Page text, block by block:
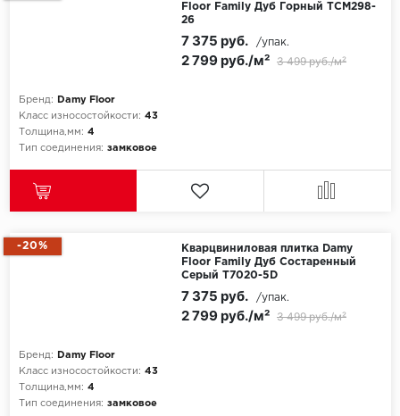
Floor Family Дуб Горный TCM298-
26
Бренд:
Damy Floor
Класс износостойкости: 43
Толщина,мм: 4
Тип соединения: замковое
2 799 руб./м² 3 499 руб./м²
7 375 руб. /упак.
-20%
Кварцвиниловая плитка Damy
Floor Family Дуб Состаренный
Серый T7020-5D
Бренд:
Damy Floor
Класс износостойкости: 43
Толщина,мм: 4
Тип соединения: замковое
2 799 руб./м² 3 499 руб./м²
7 375 руб. /упак.